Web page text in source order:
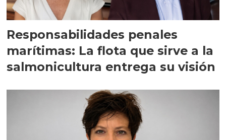
Responsabilidades penales
marítimas: La flota que sirve a la
salmonicultura entrega su visión